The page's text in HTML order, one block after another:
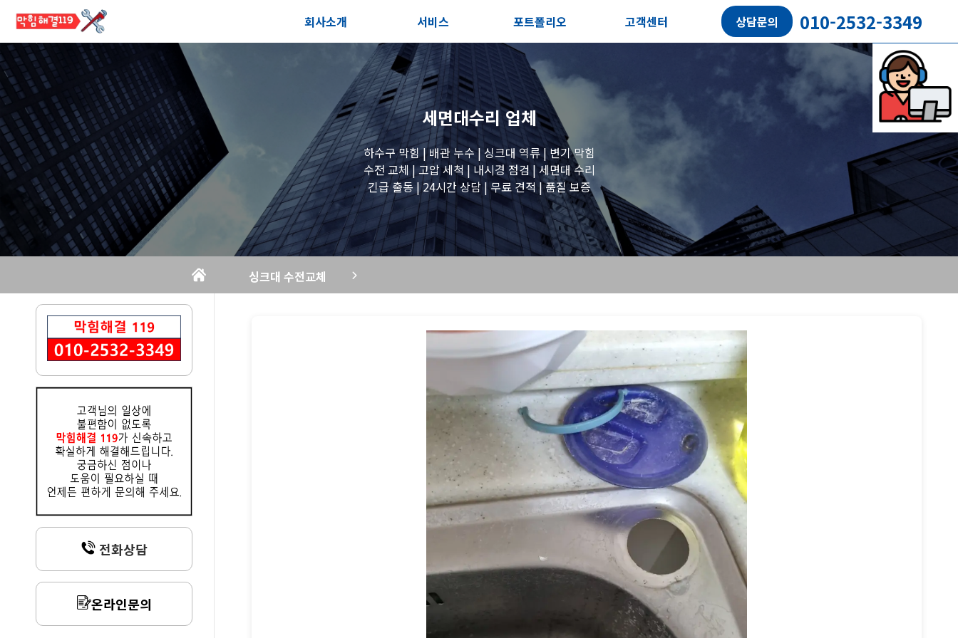
회사소개
공지사항
오시는길
서비스
서비스안내
포스트
포트폴리오
전체보기
세면대 작업
변기 작업
욕조 작업
원룸 수전 작업
고객센터
고객후기
상담문의 010-2532-3349
세면대수리업체
하수구 막힘 | 배관 누수 | 싱크대 역류 | 변기 막힘
수전 교체 | 고압 세척 | 내시경 점검 | 세면대 수리
긴급 출동 | 24시간 상담 | 무료 견적 | 품질 보증
싱크대 수전교체
전화상담
온라인문의